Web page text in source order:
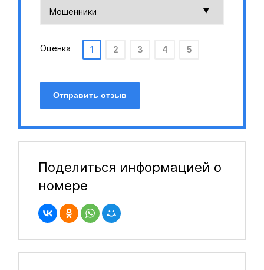
Оценка 1 2 3 4 5
Отправить отзыв
Поделиться информацией о
номере